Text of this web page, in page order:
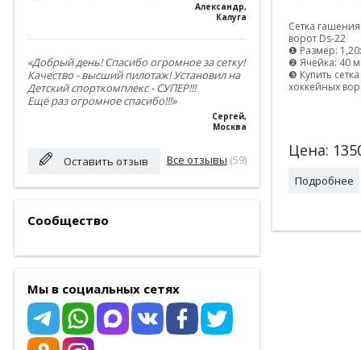
Александр,
Калуга
«Добрый день! Спасибо огромное за сетку!
Качество - высший пилотаж! Установил на
Детский спорткомплекс - СУПЕР!!!
Ещё раз огромное спасибо!!!»
Сергей,
Москва
Оставить отзыв Все отзывы (59)
Сообщество
Мы в социальных сетях
Сетка
ворот Ds-22
❶ Размер:
❷ Ячейка: 40
❸ Купить
хоккейных
Цена:
Подробнее